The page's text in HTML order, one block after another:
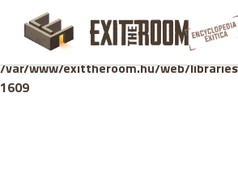
Warning: mysqli_stmt::bind_param():
doesn't match number of parameters in
/var/www/exittheroom.hu/web/
1609